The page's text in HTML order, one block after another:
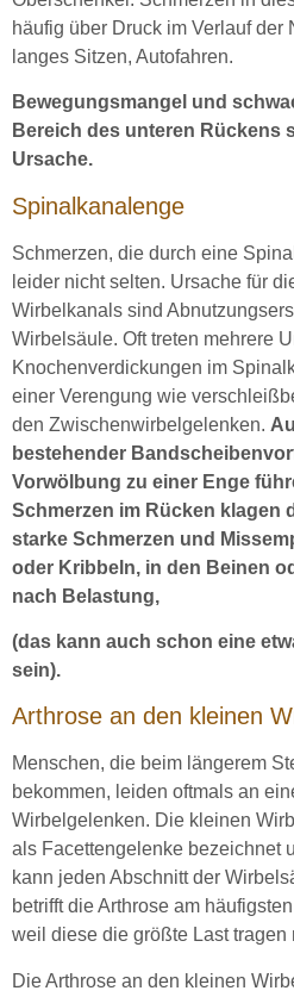
häufig über Druck im Verlauf der
langes Sitzen, Autofahren.
Bewegungsmangel und
Bereich des unteren Rückens
Ursache.
Spinalkanalenge
Schmerzen, die durch eine
leider nicht selten. Ursache für
Wirbelkanals sind
Wirbelsäule. Oft treten mehrere
Knochenverdickungen im
einer Verengung wie
den Zwischenwirbelgelenken.
bestehender
Vorwölbung zu einer Enge
Schmerzen im Rücken klagen
starke Schmerzen und
oder Kribbeln, in den Beinen
nach Belastung,
(das kann auch schon eine
sein).
Arthrose an den kleinen
Menschen, die beim längerem
bekommen, leiden oftmals an
Wirbelgelenken. Die kleinen
als Facettengelenke bezeichnet
kann jeden Abschnitt der
betrifft die Arthrose am
weil diese die größte Last tragen
Die Arthrose an den kleinen